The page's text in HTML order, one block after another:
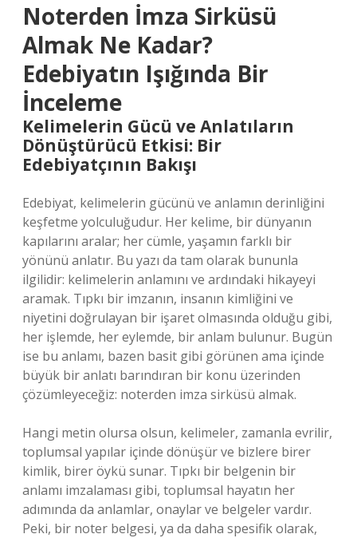
Noterden İmza Sirküsü
Almak Ne Kadar?
Edebiyatın Işığında Bir
İnceleme
Kelimelerin Gücü ve Anlatıların
Dönüştürücü Etkisi: Bir
Edebiyatçının Bakışı
Edebiyat, kelimelerin gücünü ve anlamın derinliğini
keşfetme yolculuğudur. Her kelime, bir dünyanın
kapılarını aralar; her cümle, yaşamın farklı bir
yönünü anlatır. Bu yazı da tam olarak bununla
ilgilidir: kelimelerin anlamını ve ardındaki hikayeyi
aramak. Tıpkı bir imzanın, insanın kimliğini ve
niyetini doğrulayan bir işaret olmasında olduğu gibi,
her işlemde, her eylemde, bir anlam bulunur. Bugün
ise bu anlamı, bazen basit gibi görünen ama içinde
büyük bir anlatı barındıran bir konu üzerinden
çözümleyeceğiz: noterden imza sirküsü almak.
Hangi metin olursa olsun, kelimeler, zamanla evrilir,
toplumsal yapılar içinde dönüşür ve bizlere birer
kimlik, birer öykü sunar. Tıpkı bir belgenin bir
anlamı imzalaması gibi, toplumsal hayatın her
adımında da anlamlar, onaylar ve belgeler vardır.
Peki, bir noter belgesi, ya da daha spesifik olarak,